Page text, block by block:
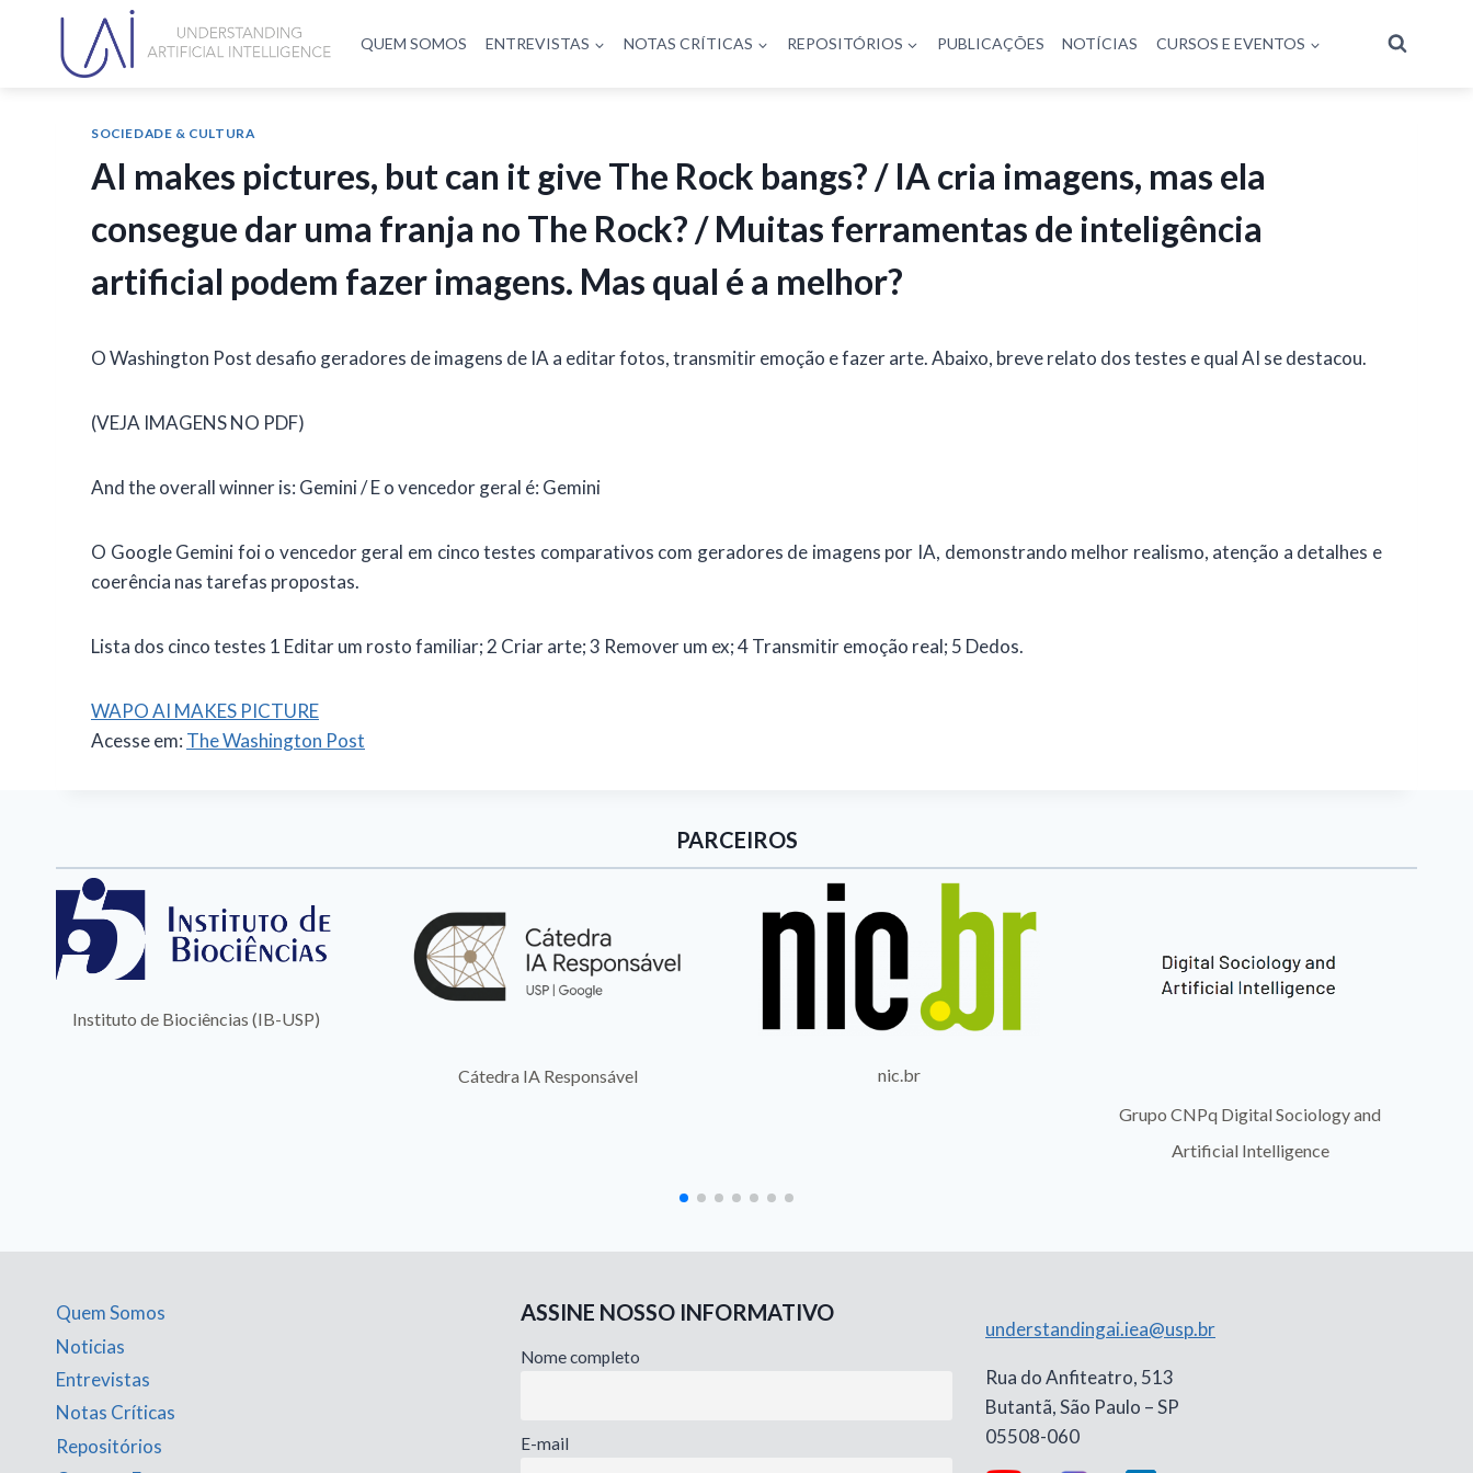
QUEM SOMOS ENTREVISTAS NOTAS CRÍTICAS REPOSITÓRIOS PUBLICAÇÕES NOTÍCIAS CURSOS E EVENTOS
SOCIEDADE & CULTURA
AI makes pictures, but can it give The Rock bangs? / IA cria imagens, mas ela
consegue dar uma franja no The Rock? / Muitas ferramentas de inteligência
artificial podem fazer imagens. Mas qual é a melhor?
O Washington Post desafio geradores de imagens de IA a editar fotos, transmitir emoção e fazer arte. Abaixo, breve relato dos testes e qual AI se destacou.
(VEJA IMAGENS NO PDF)
And the overall winner is: Gemini / E o vencedor geral é: Gemini
O Google Gemini foi o vencedor geral em cinco testes comparativos com geradores de imagens por IA, demonstrando melhor realismo, atenção a detalhes e
coerência nas tarefas propostas.
Lista dos cinco testes 1 Editar um rosto familiar; 2 Criar arte; 3 Remover um ex; 4 Transmitir emoção real; 5 Dedos.
WAPO AI MAKES PICTURE
Acesse em: The Washington Post
PARCEIROS
(IB-USP)
Cátedra IA Responsável
Grupo CNPq Digital Sociology and
Departamento de
Quem Somos
Noticias
Entrevistas
Notas Críticas
Repositórios
ASSINE NOSSO INFORMATIVO
Nome completo
E-mail
understandingai.iea@usp.br
Rua do Anfiteatro, 513
Butantã, São Paulo – SP
05508-060